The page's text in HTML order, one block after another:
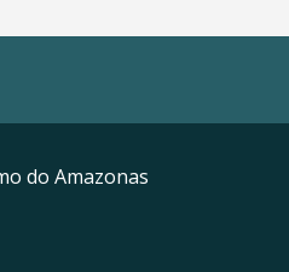
do Amazonas